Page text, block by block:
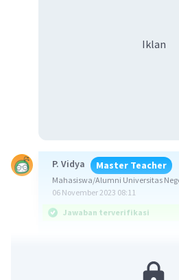
Iklan
P. Vidya Master Teacher
Mahasiswa/Alumni Universitas
06 November 2023 08:11
Jawaban terverifikasi